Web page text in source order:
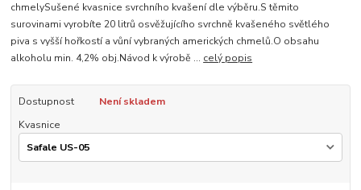
chmelySušené kvasnice svrchního kvašení dle výběru.S těmito
surovinami vyrobíte 20 litrů osvěžujícího svrchně kvašeného světlého
piva s vyšší hořkostí a vůní vybraných amerických chmelů.O obsahu
alkoholu min. 4,2% obj.Návod k výrobě ... celý popis
Dostupnost
Není skladem
Kvasnice